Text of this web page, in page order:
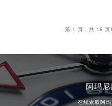
第 1 页，共 16 页
阿玛
在线索取阿